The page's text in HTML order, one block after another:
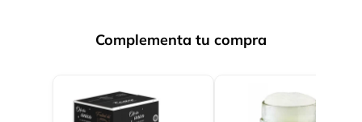
Complementa tu compra